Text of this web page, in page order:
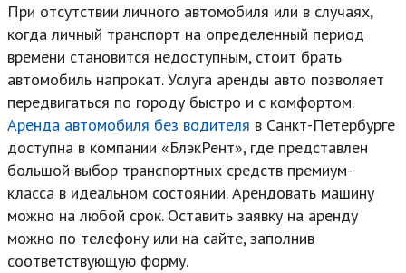
При отсутствии личного автомобиля или в случаях,
когда личный транспорт на определенный период
времени становится недоступным, стоит брать
автомобиль напрокат. Услуга аренды авто позволяет
передвигаться по городу быстро и с комфортом.
Аренда автомобиля без водителя в Санкт-Петербурге
доступна в компании «БлэкРент», где представлен
большой выбор транспортных средств премиум-
класса в идеальном состоянии. Арендовать машину
можно на любой срок. Оставить заявку на аренду
можно по телефону или на сайте, заполнив
соответствующую форму.